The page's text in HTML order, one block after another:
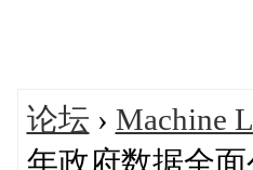
论坛 › Machine
年政府数据全